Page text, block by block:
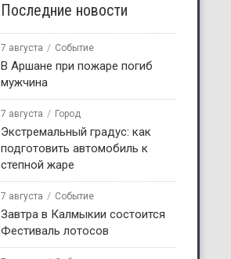
Последние новости
7 августа Событие
В Аршане при пожаре погиб
мужчина
7 августа Город
Экстремальный градус: как
подготовить автомобиль к
степной жаре
7 августа Событие
Завтра в Калмыкии состоится
Фестиваль лотосов